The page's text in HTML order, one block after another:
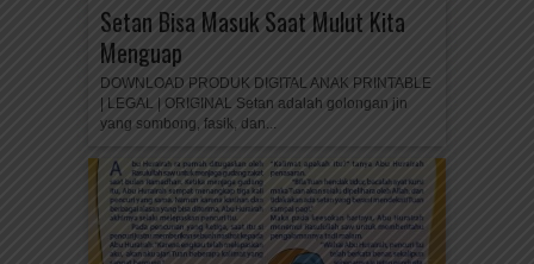
Setan Bisa Masuk Saat Mulut Kita
Menguap
DOWNLOAD PRODUK DIGITAL ANAK PRINTABLE
| LEGAL | ORIGINAL Setan adalah golongan jin
yang sombong, fasik, dan...